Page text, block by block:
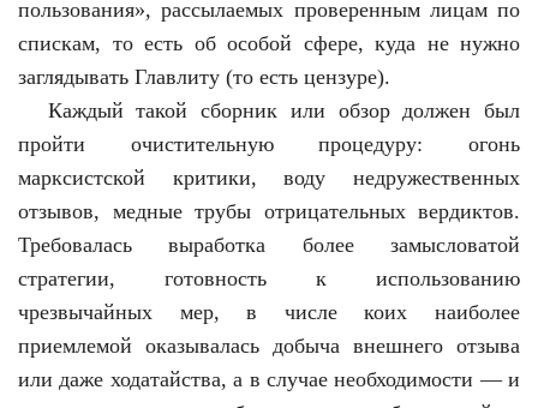
пользования», рассылаемых проверенным лицам по
спискам, то есть об особой сфере, куда не нужно
заглядывать Главлиту (то есть цензуре).
Каждый такой сборник или обзор должен был
пройти очистительную процедуру: огонь
марксистской критики, воду недружественных
отзывов, медные трубы отрицательных вердиктов.
Требовалась выработка более замысловатой
стратегии, готовность к использованию
чрезвычайных мер, в числе коих наиболее
приемлемой оказывалась добыча внешнего отзыва
или даже ходатайства, а в случае необходимости — и